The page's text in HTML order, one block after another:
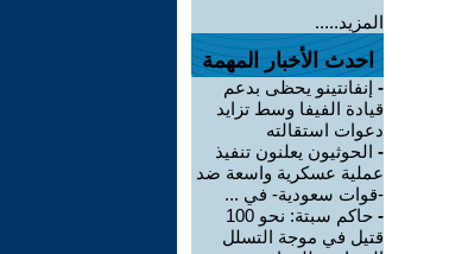
المزيد.....
احدث الأخبار المهمة
- إنفانتينو يحظى بدعم
قيادة الفيفا وسط تزايد
دعوات استقالته
- الحوثيون يعلنون تنفيذ
عملية عسكرية واسعة ضد
-قوات سعودية- في ...
-
حاكم سبتة: نحو 100
قتيل في موجة التسلل